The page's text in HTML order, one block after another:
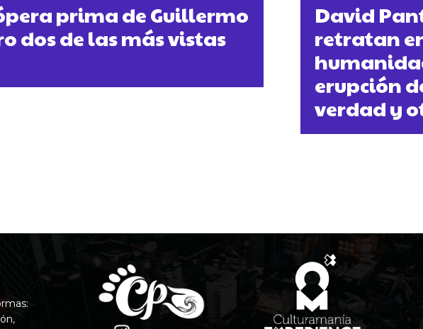
prima de Guillermo
dos de las más vistas
David
retratan
erupción
verdad y